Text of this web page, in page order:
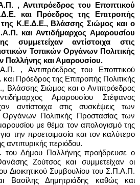
, Αντιπρόεδρος του Εποπτικού
και Πρόεδρος της Επιτροπής
της Κ.Ε.Δ.Ε., Βλάσσης Σιώμος και ο
και Αντιδήμαρχος Αμαρουσίου
συμμετείχαν αντίστοιχα στις
Τοπικών Οργάνων Πολιτικής
και Αμαρουσίου.
, Αντιπρόεδρος του Εποπτικού
Πρόεδρος της Επιτροπής Πολιτικής
Βλάσσης Σιώμος και ο Αντιπρόεδρος
Αμαρουσίου Στέφανος
αντίστοιχα στις συσκέψεις των
Οργάνων Πολιτικής Προστασίας των
με θέμα τον απολογισμό της
την προετοιμασία και τον καλύτερο
αντιπυρικής περιόδου.
του Δήμου Παλλήνης προήδρευσε ο
Ζούτσος και συμμετείχαν οι
Διοικητικού Συμβουλίου του Σ.Π.Α.Π.
Βασίλης Δημητριάδης καθώς και